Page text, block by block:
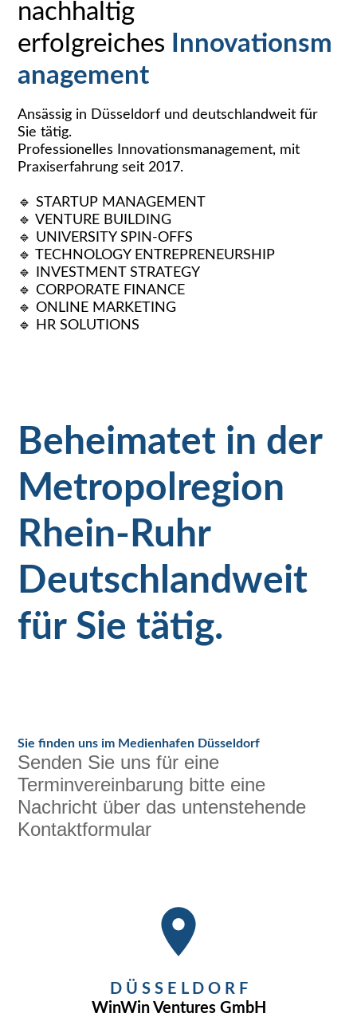
nachhaltig
erfolgreiches
Innovationsm
anagement
Ansässig in Düsseldorf und deutschlandweit für
Sie tätig.
Professionelles Innovationsmanagement, mit
Praxiserfahrung seit 2017.
🔹 STARTUP MANAGEMENT
🔹 VENTURE BUILDING
🔹 UNIVERSITY SPIN-OFFS
🔹 TECHNOLOGY ENTREPRENEURSHIP
🔹 INVESTMENT STRATEGY
🔹 CORPORATE FINANCE
🔹 ONLINE MARKETING
🔹 HR SOLUTIONS
Beheimatet in der
Metropolregion
Rhein-Ruhr
Deutschlandweit
für Sie tätig.
Sie finden uns im Medienhafen Düsseldorf
Senden Sie uns für eine
Terminvereinbarung bitte eine
Nachricht über das untenstehende
Kontaktformular
D Ü S S E L D O R F
WinWin Ventures GmbH